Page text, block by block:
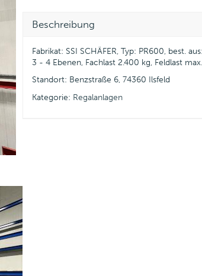
Beschreibung
Fabrikat: SSI SCHÄFER, Typ: PR600, best.
3 - 4 Ebenen, Fachlast 2.400 kg, Feldlast
Standort: Benzstraße 6, 74360 Ilsfeld
Kategorie: Regalanlagen